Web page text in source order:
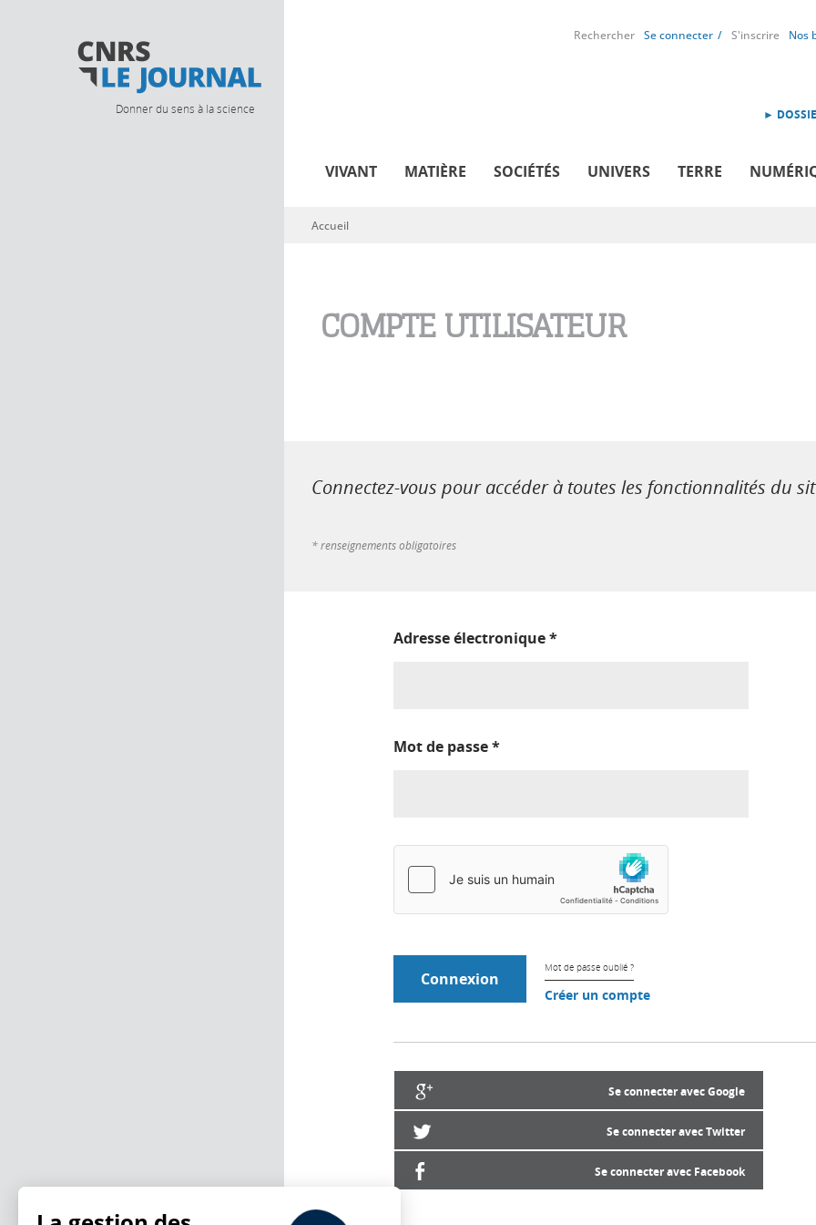
Donner du sens à la science
Rechercher Se connecter S'inscrire Nos
►
VIVANT MATIÈRE SOCIÉTÉS UNIVERS TERRE
Vous êtes ici
Accueil
COMPTE UTILISATEUR
Connectez-vous pour accéder à toutes les fonctionnalités du
* renseignements obligatoires
Adresse électronique*
Mot de passe*
Mot de passe oublié ?
Créer un compte
Se connecter avec Google
Se connecter avec Twitter
Se connecter avec Facebook